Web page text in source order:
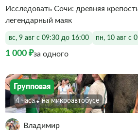
Исследовать Сочи: древняя
легендарный маяк
вс, 9 авг с 09:30 до 16:00 пн, 10 авг с
1 000 ₽за одного
Групповая
4 часа На микроавтобусе
Владимир